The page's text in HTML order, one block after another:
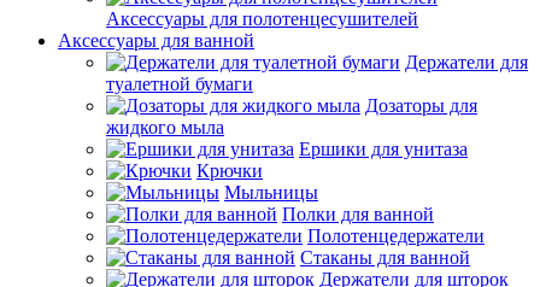
Аксессуары для полотенцесушителей
Аксессуары для ванной
Держатели для
туалетной бумаги
Дозаторы для
жидкого мыла
Ершики для унитаза
Крючки
Мыльницы
Полки для ванной
Полотенцедержатели
Стаканы для ванной
Держатели для шторок